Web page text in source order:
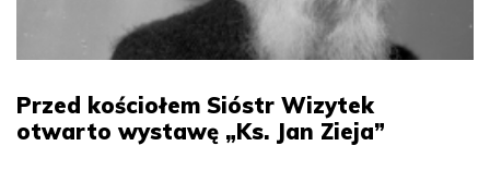
Przed kościołem Sióstr Wizytek
otwarto wystawę „Ks. Jan Zieja”